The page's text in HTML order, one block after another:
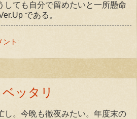
しても自分で留めたいと一所懸命
である。
ント:
ッタリ
し。今晩も徹夜みたい。年度末の